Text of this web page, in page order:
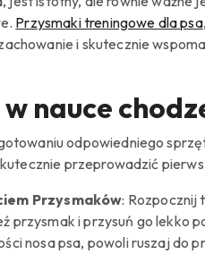
Przysmaki treningowe dla psa
i skutecznie
nauce
odpowiedniego
przeprowadzić
Przysmaków: Rozpocznij
przysmak i przysuń go lekko
nosa psa, powoli ruszaj do